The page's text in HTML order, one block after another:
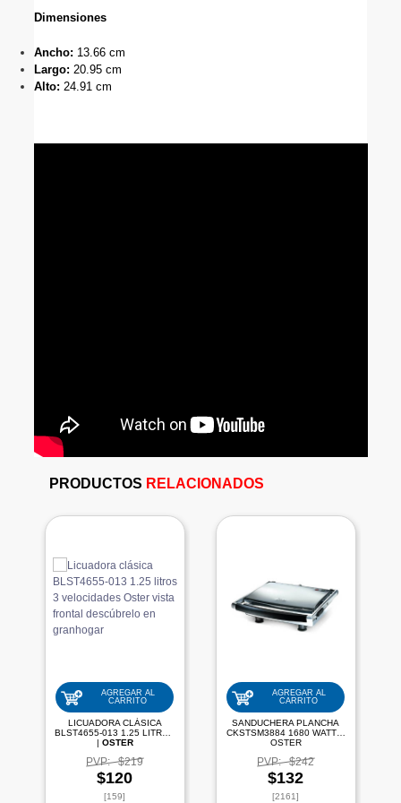
Dimensiones
Ancho: 13.66 cm
Largo: 20.95 cm
Alto: 24.91 cm
PRODUCTOS RELACIONADOS
AGREGAR AL
CARRITO
LICUADORA CLÁSICA
BLST4655-013 1.25 LITROS
OSTER
PVP: $219
$120
[159]
AGREGAR AL
CARRITO
SANDUCHERA PLANCHA
CKSTSM3884 1680 WATTS|
OSTER
PVP: $242
$132
[2161]